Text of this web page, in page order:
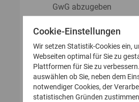
GwG abzugeben
GwG zu stellen
So legen Sie Ihr
das
Cookie-Einstellungen
Wir setzen Statistik-Cookies ein,
Webseiten optimal für Sie zu
Plattformen für Sie zu
auswählen ob Sie, neben dem
notwendiger Cookies, der
statistischen Gründen